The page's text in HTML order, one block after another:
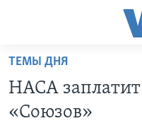
Перейти
основной
контент
ТЕМЫ ДНЯ
НАСА
«Союзов»